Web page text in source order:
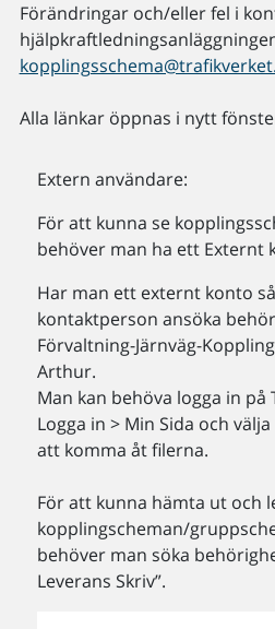
Förändringar och/eller fel i
Alla länkar öppnas i nytt
Extern användare:
För att kunna se
behöver man ha ett Externt
Har man ett externt konto
kontaktperson ansöka
Förvaltning-Järnväg-
Arthur.
Man kan behöva logga in på
Logga in > Min Sida och
att komma åt filerna.
För att kunna hämta ut och
kopplingscheman/
behöver man söka
Leverans Skriv”.